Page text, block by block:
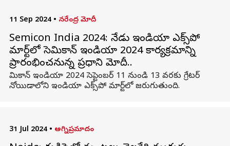
11 Sep 2024 • నరేంద్ర మోదీ
Semicon India 2024: నేడు ఇండియా ఎక్స్‌పో
మార్ట్‌లో సెమికాన్ ఇండియా 2024 కార్యక్రమాన్ని
ప్రారంభించనున్న ప్రధాని మోదీ..
మికాన్ ఇండియా 2024 సెప్టెంబర్ 11 నుండి 13 వరకు గ్రేటర్
నోయిడాలోని ఇండియా ఎక్స్‌పో మార్ట్‌లో జరుగుతుంది.
31 Jul 2024 • అగ్నిప్రమాదం